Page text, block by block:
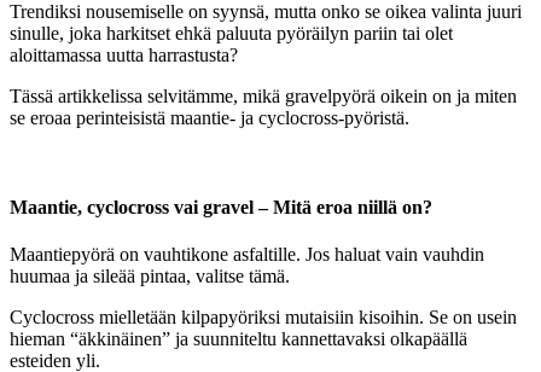
Trendiksi nousemiselle on syynsä, mutta onko se oikea valinta juuri
sinulle, joka harkitset ehkä paluuta pyöräilyn pariin tai olet
aloittamassa uutta harrastusta?
Tässä artikkelissa selvitämme, mikä gravelpyörä oikein on ja miten
se eroaa perinteisistä maantie- ja cyclocross-pyöristä.
Maantie, cyclocross vai gravel – Mitä eroa niillä on?
Maantiepyörä on vauhtikone asfaltille. Jos haluat vain vauhdin
huumaa ja sileää pintaa, valitse tämä.
Cyclocross mielletään kilpapyöriksi mutaisiin kisoihin. Se on usein
hieman “äkkinäinen” ja suunniteltu kannettavaksi olkapäällä
esteiden yli.